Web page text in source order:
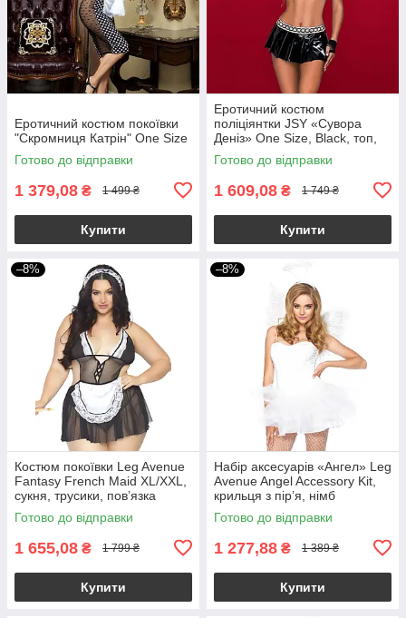
Еротичний костюм покоївки
"Скромниця Катрін" One Size
Готово до відправки
1 379,08 ₴ 1 499 ₴
Купити
Еротичний костюм
поліціянтки JSY «Сувора
Деніз» One Size, Black, топ,
спідниця, рукавички, кашкет
Готово до відправки
1 609,08 ₴ 1 749 ₴
Купити
–8%
Костюм покоївки Leg Avenue
Fantasy French Maid XL/XXL,
сукня, трусики, пов’язка
Готово до відправки
1 655,08 ₴ 1 799 ₴
Купити
–8%
Набір аксесуарів «Ангел» Leg
Avenue Angel Accessory Kit,
крильця з пір’я, німб
Готово до відправки
1 277,88 ₴ 1 389 ₴
Купити